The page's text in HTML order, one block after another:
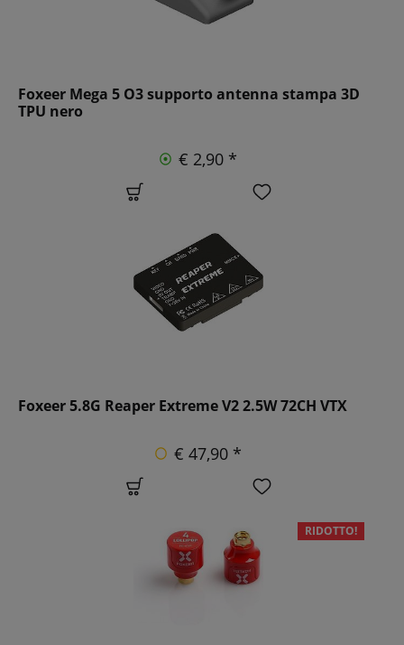
Foxeer Mega 5 O3 supporto antenna stampa 3D
TPU nero
€ 2,90 *
Foxeer 5.8G Reaper Extreme V2 2.5W 72CH VTX
€ 47,90 *
RIDOTTO!